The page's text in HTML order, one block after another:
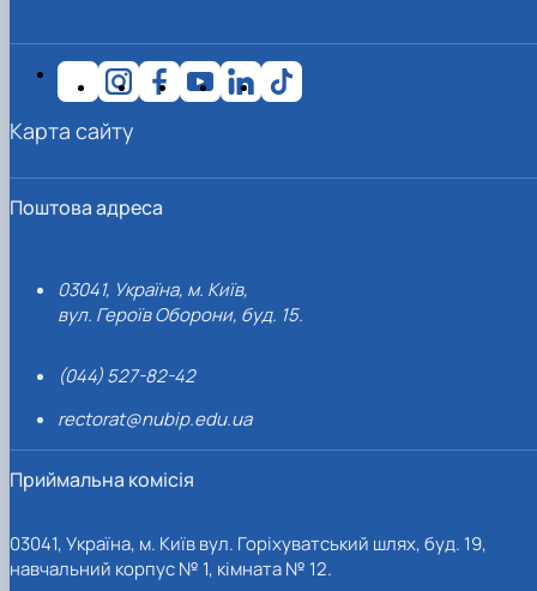
Поштова адреса
03041, Україна, м. Київ,
вул. Героїв Оборони, буд. 15.
(044) 527-82-42
rectorat@nubip.edu.ua
Приймальна комісія
03041, Україна, м. Київ вул. Горіхуватський шлях, буд. 19,
навчальний корпус № 1, кімната № 12.
Карта сайту